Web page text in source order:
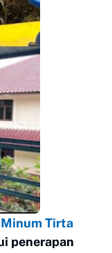
Tirta
penerapan